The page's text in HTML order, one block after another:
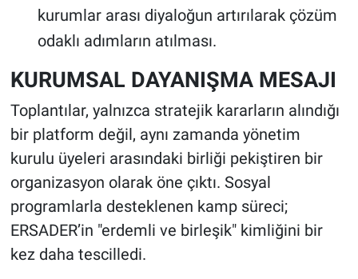
kurumlar arası diyaloğun artırılarak çözüm
odaklı adımların atılması.
KURUMSAL DAYANIŞMA MESAJI
Toplantılar, yalnızca stratejik kararların alındığı
bir platform değil, aynı zamanda yönetim
kurulu üyeleri arasındaki birliği pekiştiren bir
organizasyon olarak öne çıktı. Sosyal
programlarla desteklenen kamp süreci;
ERSADER’in "erdemli ve birleşik" kimliğini bir
kez daha tescilledi.